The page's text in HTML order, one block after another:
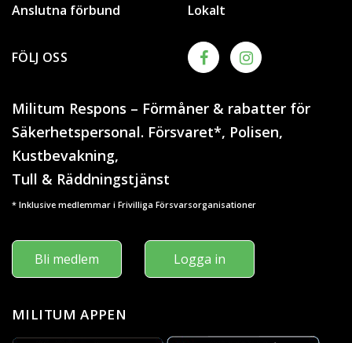
Anslutna förbund
Lokalt
FÖLJ OSS
Militum Respons – Förmåner & rabatter för
Säkerhetspersonal. Försvaret*, Polisen,
Kustbevakning,
Tull & Räddningstjänst
* Inklusive medlemmar i Frivilliga Försvarsorganisationer
Bli medlem Logga in
MILITUM APPEN